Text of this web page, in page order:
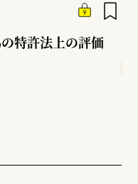
特許法上の評価